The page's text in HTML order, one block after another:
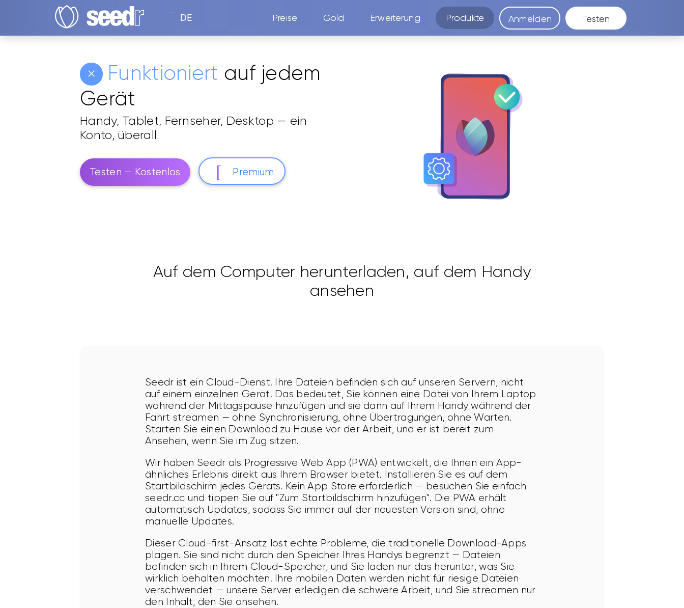
DE Preise Gold Erweiterung Produkte Anmelden Testen
Funktioniert auf jedem
Gerät
Handy, Tablet, Fernseher, Desktop — ein
Konto, überall
Testen — Kostenlos Premium
Auf dem Computer herunterladen, auf dem Handy
ansehen
Seedr ist ein Cloud-Dienst. Ihre Dateien befinden sich auf unseren Servern, nicht
auf einem einzelnen Gerät. Das bedeutet, Sie können eine Datei von Ihrem Laptop
während der Mittagspause hinzufügen und sie dann auf Ihrem Handy während der
Fahrt streamen — ohne Synchronisierung, ohne Übertragungen, ohne Warten.
Starten Sie einen Download zu Hause vor der Arbeit, und er ist bereit zum
Ansehen, wenn Sie im Zug sitzen.
Wir haben Seedr als Progressive Web App (PWA) entwickelt, die Ihnen ein App-
ähnliches Erlebnis direkt aus Ihrem Browser bietet. Installieren Sie es auf dem
Startbildschirm jedes Geräts. Kein App Store erforderlich — besuchen Sie einfach
seedr.cc und tippen Sie auf "Zum Startbildschirm hinzufügen". Die PWA erhält
automatisch Updates, sodass Sie immer auf der neuesten Version sind, ohne
manuelle Updates.
Dieser Cloud-first-Ansatz löst echte Probleme, die traditionelle Download-Apps
plagen. Sie sind nicht durch den Speicher Ihres Handys begrenzt — Dateien
befinden sich in Ihrem Cloud-Speicher, und Sie laden nur das herunter, was Sie
wirklich behalten möchten. Ihre mobilen Daten werden nicht für riesige Dateien
verschwendet — unsere Server erledigen die schwere Arbeit, und Sie streamen nur
den Inhalt, den Sie ansehen.